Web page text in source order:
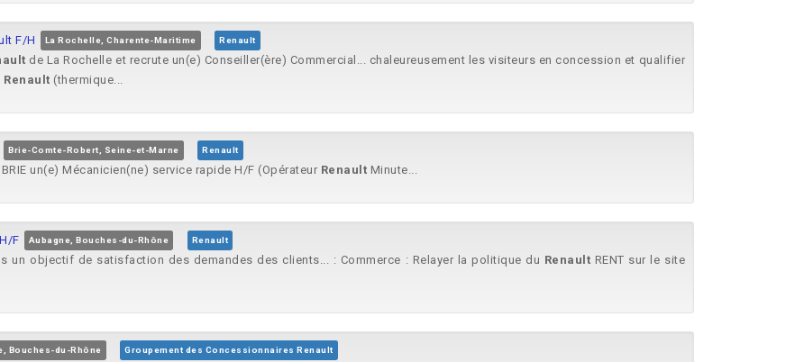
F/H La Rochelle, Charente-Maritime Renault
de La Rochelle et recrute un(e) Conseiller(ère) Commercial... chaleureusement les visiteurs en concession et qualifier
Renault (thermique...
Brie-Comte-Robert, Seine-et-Marne Renault
BRIE un(e) Mécanicien(ne) service rapide H/F (Opérateur Renault Minute...
F Aubagne, Bouches-du-Rhône Renault
un objectif de satisfaction des demandes des clients... : Commerce : Relayer la politique du Renault RENT sur le site
Bouches-du-Rhône Groupement des Concessionnaires Renault